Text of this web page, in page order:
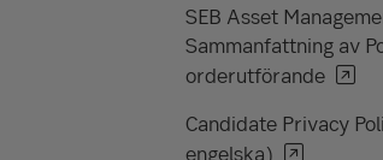
SEB Asset
Sammanfattning av
orderutförande
Candidate Privacy
engelska)